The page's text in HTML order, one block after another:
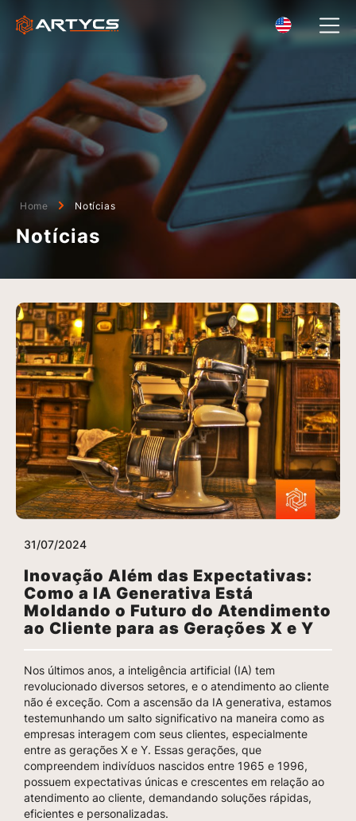
Home Notícias
Notícias
31/07/2024
Inovação Além das Expectativas:
Como a IA Generativa Está
Moldando o Futuro do Atendimento
ao Cliente para as Gerações X e Y
Nos últimos anos, a inteligência artificial (IA) tem
revolucionado diversos setores, e o atendimento ao cliente
não é exceção. Com a ascensão da IA generativa, estamos
testemunhando um salto significativo na maneira como as
empresas interagem com seus clientes, especialmente
entre as gerações X e Y. Essas gerações, que
compreendem indivíduos nascidos entre 1965 e 1996,
possuem expectativas únicas e crescentes em relação ao
atendimento ao cliente, demandando soluções rápidas,
eficientes e personalizadas.